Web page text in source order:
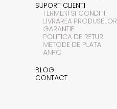
SUPORT CLIENTI
TERMENI SI CONDITII
LIVRAREA PRODUSELOR
GARANTIE
POLITICA DE RETUR
METODE DE PLATA
ANPC
BLOG
CONTACT